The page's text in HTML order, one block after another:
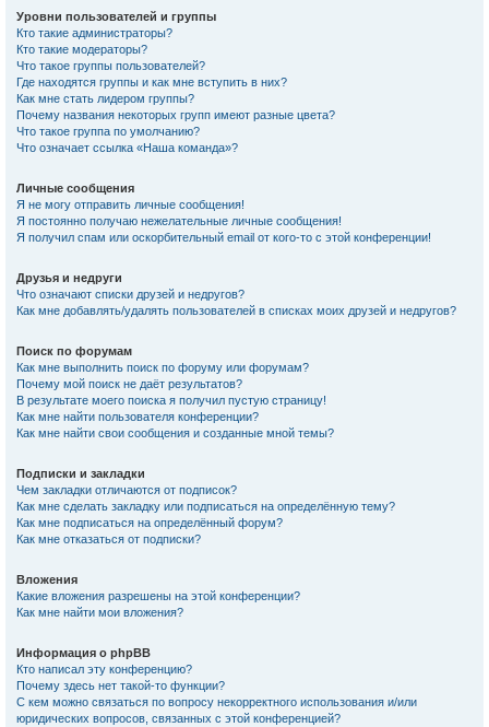
Уровни пользователей и группы
Кто такие администраторы?
Кто такие модераторы?
Что такое группы пользователей?
Где находятся группы и как мне вступить в них?
Как мне стать лидером группы?
Почему названия некоторых групп имеют разные цвета?
Что такое группа по умолчанию?
Что означает ссылка «Наша команда»?
Личные сообщения
Я не могу отправить личные сообщения!
Я постоянно получаю нежелательные личные сообщения!
Я получил спам или оскорбительный email от кого-то с этой конференции!
Друзья и недруги
Что означают списки друзей и недругов?
Как мне добавлять/удалять пользователей в списках моих друзей и недругов?
Поиск по форумам
Как мне выполнить поиск по форуму или форумам?
Почему мой поиск не даёт результатов?
В результате моего поиска я получил пустую страницу!
Как мне найти пользователя конференции?
Как мне найти свои сообщения и созданные мной темы?
Подписки и закладки
Чем закладки отличаются от подписок?
Как мне сделать закладку или подписаться на определённую тему?
Как мне подписаться на определённый форум?
Как мне отказаться от подписки?
Вложения
Какие вложения разрешены на этой конференции?
Как мне найти мои вложения?
Информация о phpBB
Кто написал эту конференцию?
Почему здесь нет такой-то функции?
С кем можно связаться по вопросу некорректного использования и/или
юридических вопросов, связанных с этой конференцией?